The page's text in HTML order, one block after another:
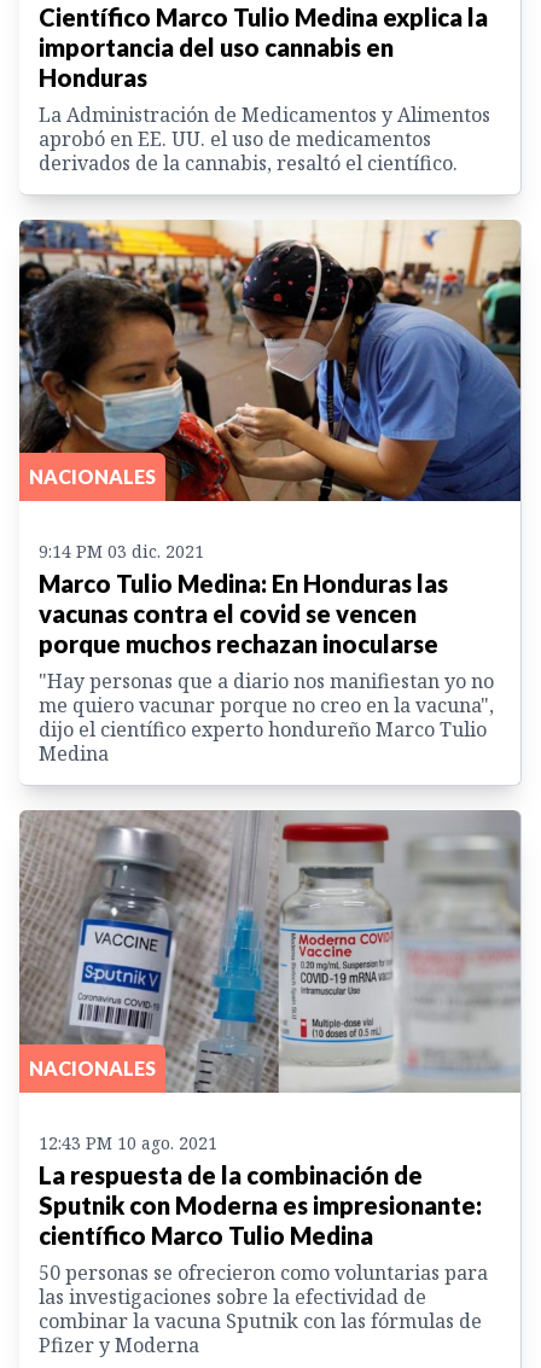
Científico Marco Tulio Medina explica la
importancia del uso cannabis en
Honduras
La Administración de Medicamentos y Alimentos
aprobó en EE. UU. el uso de medicamentos
derivados de la cannabis, resaltó el científico.
NACIONALES
9:14 PM 03 dic. 2021
Marco Tulio Medina: En Honduras las
vacunas contra el covid se vencen
porque muchos rechazan inocularse
"Hay personas que a diario nos manifiestan yo no
me quiero vacunar porque no creo en la vacuna",
dijo el científico experto hondureño Marco Tulio
Medina
NACIONALES
12:43 PM 10 ago. 2021
La respuesta de la combinación de
Sputnik con Moderna es impresionante:
científico Marco Tulio Medina
50 personas se ofrecieron como voluntarias para
las investigaciones sobre la efectividad de
combinar la vacuna Sputnik con las fórmulas de
Pfizer y Moderna